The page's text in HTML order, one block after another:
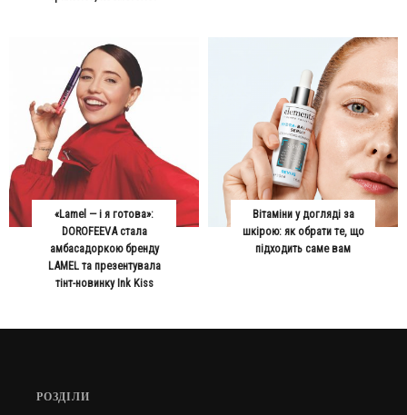
«Lamel — і я готова»:
DOROFEEVA стала
амбасадоркою бренду
LAMEL та презентувала
тінт-новинку Ink Kiss
Вітаміни у догляді за
шкірою: як обрати те, що
підходить саме вам
РОЗДІЛИ